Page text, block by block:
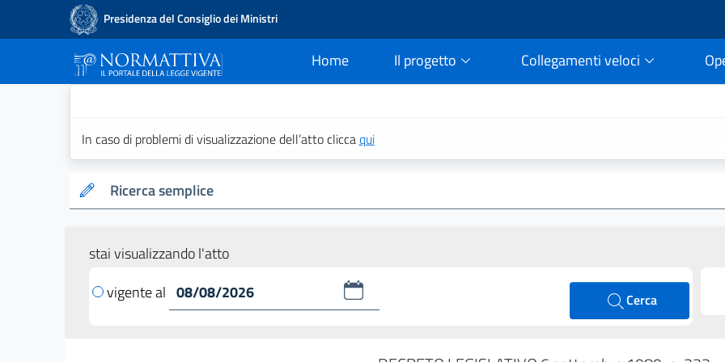
Presidenza del Consiglio dei Ministri
Home
current Il progetto Collegamenti veloci
In caso di problemi di visualizzazione dell’atto cliccaqui
Ricerca semplice
stai visualizzando l'atto
vigente al
Cerca